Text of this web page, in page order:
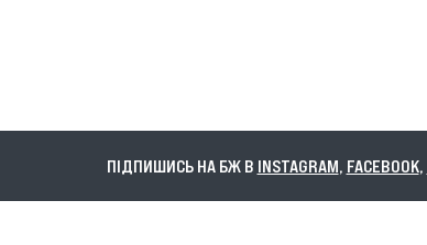
ПІДПИШИСЬ НА БЖ В INSTAGRAM, FACEBOOK,